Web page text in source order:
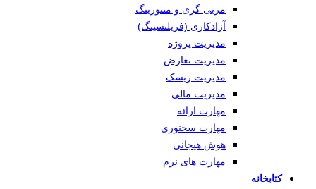
مربی گری و منتورینگ
آزادکاری (فریلنسینگ)
مدیریت پروژه
مدیریت تعارض
مدیریت ریسک
مدیریت مالی
مهارت ارائه
مهارت سخنوری
هوش هیجانی
مهارت های نرم
کتابخانه